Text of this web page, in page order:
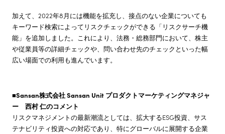
加えて、2022年8月には機能を拡充し、接点のない企業についても
キーワード検索によってリスクチェックができる「リスクサーチ機
能」を追加しました。これにより、法務・総務部門において、株主
や従業員等の詳細チェックや、問い合わせ先のチェックといった幅
広い場面での利用も進んでいます。
■Sansan株式会社 Sansan Unit プロダクトマーケティングマネジャ
ー 西村 仁のコメント
リスクマネジメントの最新潮流としては、拡大するESG投資、サス
テナビリティ投資への対応であり、特にグローバルに展開する企業